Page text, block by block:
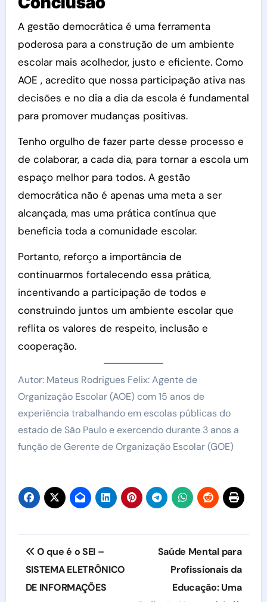
A gestão democrática é uma ferramenta
poderosa para a construção de um ambiente
escolar mais acolhedor, justo e eficiente. Como
AOE , acredito que nossa participação ativa nas
decisões e no dia a dia da escola é fundamental
para promover mudanças positivas.
Tenho orgulho de fazer parte desse processo e
de colaborar, a cada dia, para tornar a escola um
espaço melhor para todos. A gestão
democrática não é apenas uma meta a ser
alcançada, mas uma prática contínua que
beneficia toda a comunidade escolar.
Portanto, reforço a importância de
continuarmos fortalecendo essa prática,
incentivando a participação de todos e
construindo juntos um ambiente escolar que
reflita os valores de respeito, inclusão e
cooperação.
Autor: Mateus Rodrigues Felix: Agente de
Organização Escolar (AOE) com 15 anos de
experiência trabalhando em escolas públicas do
estado de São Paulo e exercendo durante 3 anos a
função de Gerente de Organização Escolar (GOE)
Navegação
de
Post
O que é o SEI –
SISTEMA ELETRÔNICO
DE INFORMAÇÕES
Saúde Mental para
Profissionais da
Educação: Uma